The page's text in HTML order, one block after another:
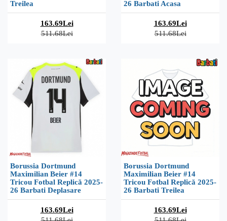
Treilea
163.69Lei
511.68Lei
26 Barbati Acasa
163.69Lei
511.68Lei
Borussia Dortmund
Maximilian Beier #14
Tricou Fotbal Replică 2025-
26 Barbati Deplasare
163.69Lei
Borussia Dortmund
Maximilian Beier #14
Tricou Fotbal Replică 2025-
26 Barbati Treilea
163.69Lei